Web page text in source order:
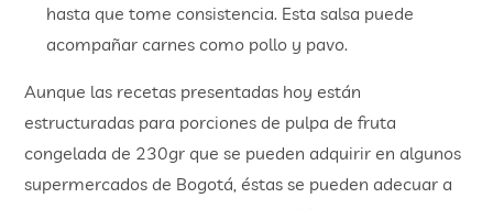
hasta que tome consistencia. Esta salsa puede
acompañar carnes como pollo y pavo.
Aunque las recetas presentadas hoy están
estructuradas para porciones de pulpa de fruta
congelada de 230gr que se pueden adquirir en algunos
supermercados de Bogotá, éstas se pueden adecuar a